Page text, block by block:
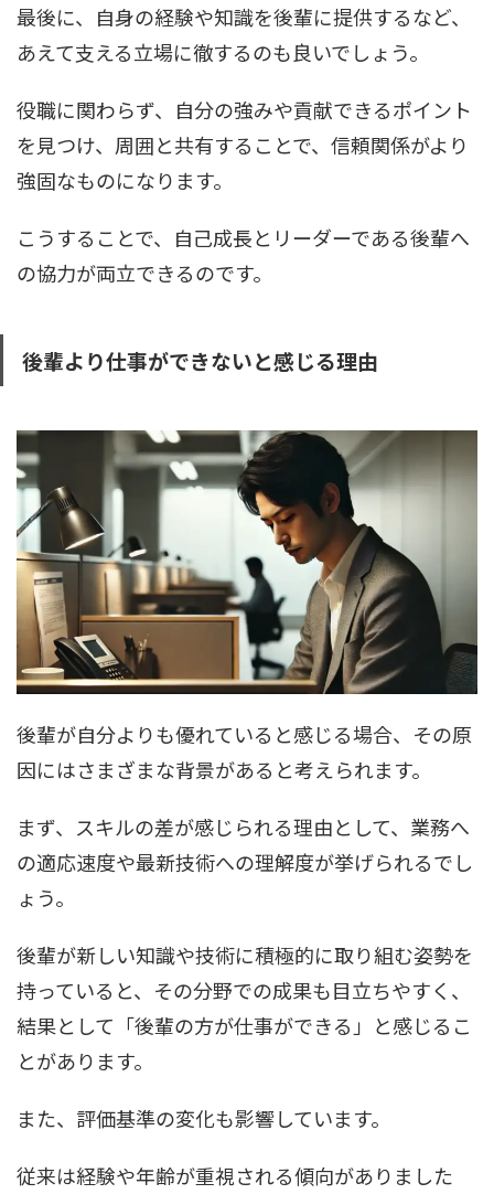
最後に、自身の経験や知識を後輩に提供するなど、
あえて支える立場に徹するのも良いでしょう。
役職に関わらず、自分の強みや貢献できるポイント
を見つけ、周囲と共有することで、信頼関係がより
強固なものになります。
こうすることで、自己成長とリーダーである後輩へ
の協力が両立できるのです。
後輩より仕事ができないと感じる理由
後輩が自分よりも優れていると感じる場合、その原
因にはさまざまな背景があると考えられます。
まず、スキルの差が感じられる理由として、業務へ
の適応速度や最新技術への理解度が挙げられるでし
ょう。
後輩が新しい知識や技術に積極的に取り組む姿勢を
持っていると、その分野での成果も目立ちやすく、
結果として「後輩の方が仕事ができる」と感じるこ
とがあります。
また、評価基準の変化も影響しています。
従来は経験や年齢が重視される傾向がありました